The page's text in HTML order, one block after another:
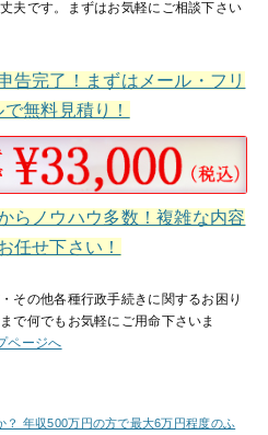
夫です。まずはお気軽にご相談下さい
告完了！まずはメール・フリ
無料見積り！
らノウハウ多数！複雑な内容
任せ下さい！
その他各種行政手続きに関するお困り
で何でもお気軽にご用命下さいま
ページへ
年収500万円の方で最大6万円程度のふ